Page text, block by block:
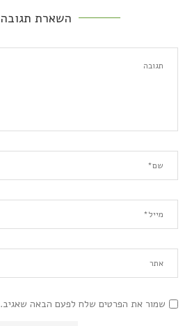
השארת תגובה
שמור את הפרטים שלח לפעם הבאה שאגיב.